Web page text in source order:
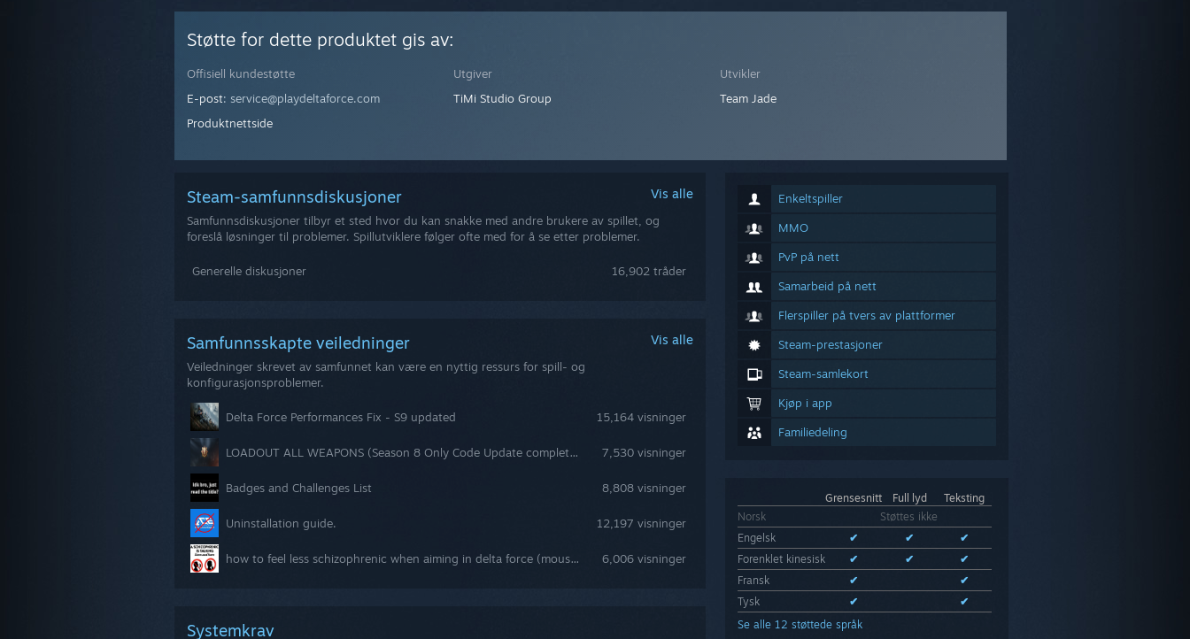
Støtte for dette produktet gis av:
Offisiell kundestøtte
E-post: service@playdeltaforce.com
Produktnettside
Utgiver
TiMi Studio Group
Utvikler
Team Jade
Enkeltspiller
MMO
PvP på nett
Samarbeid på nett
Flerspiller på tvers av plattformer
Steam-prestasjoner
Steam-samlekort
Kjøp i app
Familiedeling
Grensesnitt Full lyd
Teksting
Norsk
Støttes ikke
Engelsk
✔ ✔
✔
Forenklet kinesisk
✔ ✔
✔
Fransk
✔
✔
Tysk
✔
✔
Se alle 12 støttede språk
Steam-samfunnsdiskusjoner Vis alle
Samfunnsdiskusjoner tilbyr et sted hvor du kan snakke med andre brukere av spillet, og
foreslå løsninger til problemer. Spillutviklere følger ofte med for å se etter problemer.
16,902 tråder
Generelle diskusjoner
Samfunnsskapte veiledninger Vis alle
Veiledninger skrevet av samfunnet kan være en nyttig ressurs for spill- og
konfigurasjonsproblemer.
15,164 visninger
Delta Force Performances Fix - S9 updated
7,530 visninger
LOADOUT ALL WEAPONS (Season 8 Only Code Update complete) "THGTV"
8,808 visninger
Badges and Challenges List
12,197 visninger
Uninstallation guide.
6,006 visninger
how to feel less schizophrenic when aiming in delta force (mouse input fix)
Systemkrav